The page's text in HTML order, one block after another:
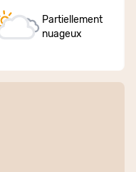
Partiellement
nuageux